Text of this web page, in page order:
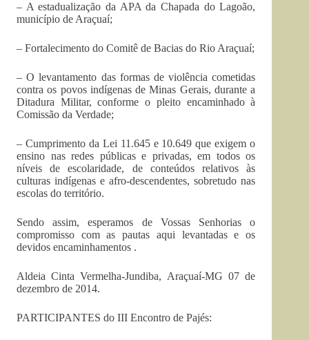
– A estadualização da APA da Chapada do Lagoão,
município de Araçuaí;
– Fortalecimento do Comitê de Bacias do Rio Araçuaí;
– O levantamento das formas de violência cometidas
contra os povos indígenas de Minas Gerais, durante a
Ditadura Militar, conforme o pleito encaminhado à
Comissão da Verdade;
– Cumprimento da Lei 11.645 e 10.649 que exigem o
ensino nas redes públicas e privadas, em todos os
níveis de escolaridade, de conteúdos relativos às
culturas indígenas e afro-descendentes, sobretudo nas
escolas do território.
Sendo assim, esperamos de Vossas Senhorias o
compromisso com as pautas aqui levantadas e os
devidos encaminhamentos .
Aldeia Cinta Vermelha-Jundiba, Araçuaí-MG 07 de
dezembro de 2014.
PARTICIPANTES do III Encontro de Pajés: